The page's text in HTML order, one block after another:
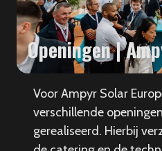
Openingen |
Voor Ampyr Solar
verschillende
gerealiseerd. Hierbij